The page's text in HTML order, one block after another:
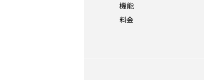
機能
料金